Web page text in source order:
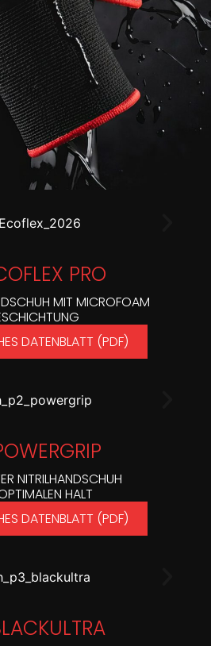
PRO
MIT MICROFOAM
DATENBLATT (PDF)
NITRILHANDSCHUH
HALT
DATENBLATT (PDF)